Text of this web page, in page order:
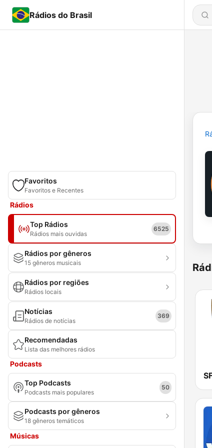
Rádios do Brasil
Favoritos
Favoritos e Recentes
Rádios
Top Rádios
Rádios mais ouvidas
6525
Rádios por gêneros
15 gêneros musicais
Rádios por regiões
Rádios locais
Notícias
Rádios de notícias
369
Recomendadas
Lista das melhores rádios
Podcasts
Top Podcasts
Podcasts mais populares
50
Podcasts por gêneros
18 gêneros temáticos
Músicas